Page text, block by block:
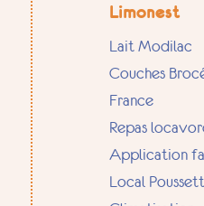
Limonest
Lait Modilac
Couches
France
Repas
Application
Local